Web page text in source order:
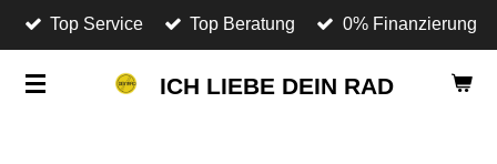
Zum
Hauptinhalt
springen
ICH LIEBE DEIN RAD
Top Service Top Beratung 0% Finanzierung